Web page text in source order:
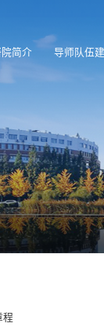
简介 导师队伍
程